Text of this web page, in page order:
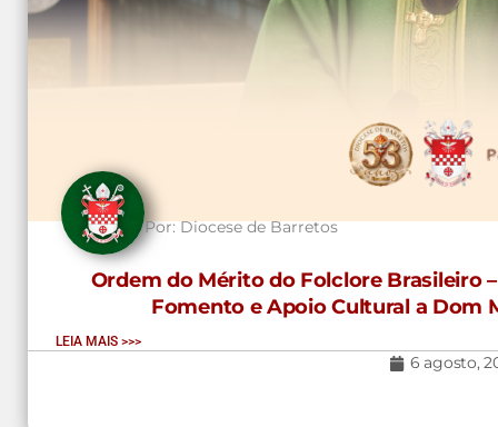
Por:Diocese de Barretos
Ordem do Mérito do Folclore Brasileiro
Fomento e Apoio Cultural a Dom
LEIA MAIS >>>
6 agosto,